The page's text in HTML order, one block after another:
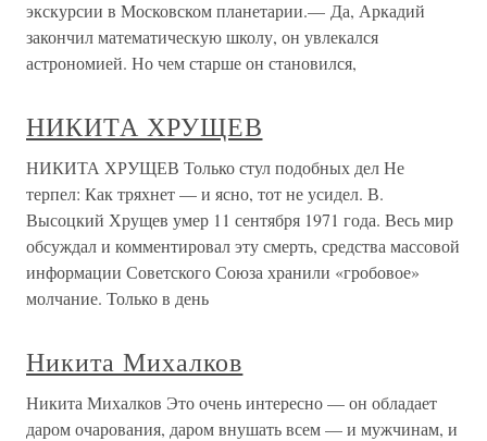
экскурсии в Московском планетарии.— Да, Аркадий
закончил математическую школу, он увлекался
астрономией. Но чем старше он становился,
НИКИТА ХРУЩЕВ
НИКИТА ХРУЩЕВ Только стул подобных дел Не
терпел: Как тряхнет — и ясно, тот не усидел. В.
Высоцкий Хрущев умер 11 сентября 1971 года. Весь мир
обсуждал и комментировал эту смерть, средства массовой
информации Советского Союза хранили «гробовое»
молчание. Только в день
Никита Михалков
Никита Михалков Это очень интересно — он обладает
даром очарования, даром внушать всем — и мужчинам, и